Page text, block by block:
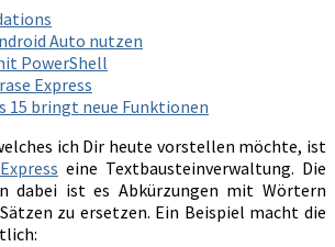
Auto nutzen
PowerShell
Express
15 bringt neue Funktionen
ich Dir heute vorstellen möchte, ist
eine Textbausteinverwaltung. Die
dabei ist es Abkürzungen mit Wörtern
zu ersetzen. Ein Beispiel macht die